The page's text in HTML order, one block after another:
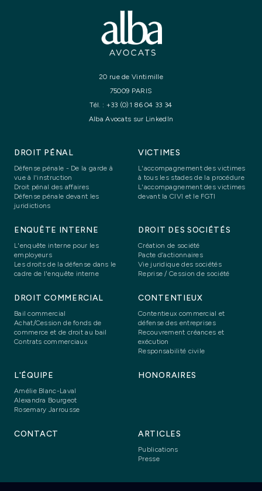
20 rue de Vintimille
75009 PARIS
Tél. : +33 (0)1 86 04 33 34
Alba Avocats sur LinkedIn
DROIT PÉNAL
Défense pénale - De la garde à
vue à l'instruction
Droit pénal des affaires
Défense pénale devant les
juridictions
VICTIMES
L'accompagnement des victimes
à tous les stades de la procédure
L'accompagnement des victimes
devant la CIVI et le FGTI
ENQUÊTE INTERNE
L'enquête interne pour les
employeurs
Les droits de la défense dans le
cadre de l'enquête interne
DROIT DES SOCIÉTÉS
Création de société
Pacte d’actionnaires
Vie juridique des sociétés
Reprise / Cession de société
DROIT COMMERCIAL
Bail commercial
Achat/Cession de fonds de
commerce et de droit au bail
Contrats commerciaux
CONTENTIEUX
Contentieux commercial et
défense des entreprises
Recouvrement créances et
exécution
Responsabilité civile
L'ÉQUIPE
Amélie Blanc-Laval
Alexandra Bourgeot
Rosemary Jarrousse
HONORAIRES
CONTACT ARTICLES
Publications
Presse